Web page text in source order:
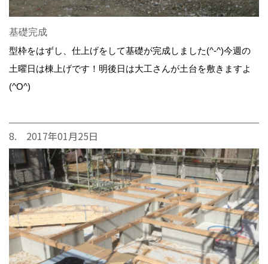
基礎完成
型枠をはずし、仕上げをして基礎が完成しました(^-^)今週の
土曜日は棟上げです！明後日は大工さんが土台を敷きますよ
(^O^)
8. 2017年01月25日